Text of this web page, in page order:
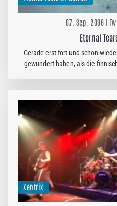
07. Sep. 2006 |
Eternal
Gerade erst fort und schon
gewundert haben, als die
Xentrix